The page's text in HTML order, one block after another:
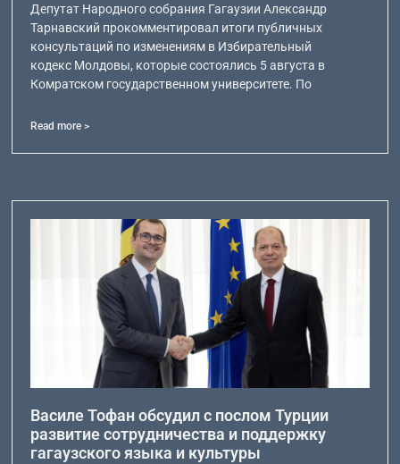
Депутат Народного собрания Гагаузии Александр
Тарнавский прокомментировал итоги публичных
консультаций по изменениям в Избирательный
кодекс Молдовы, которые состоялись 5 августа в
Комратском государственном университете. По
Read more >
Василе Тофан обсудил с послом Турции
развитие сотрудничества и поддержку
гагаузского языка и культуры